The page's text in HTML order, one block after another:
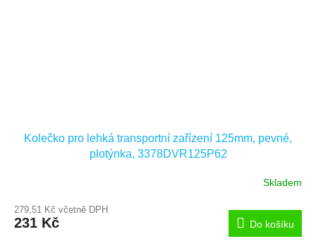
Kolečko pro lehká transportní zařízení 125mm, pevné,
plotýnka, 3378DVR125P62
Skladem
279,51 Kč včetně DPH
231 Kč Do košíku